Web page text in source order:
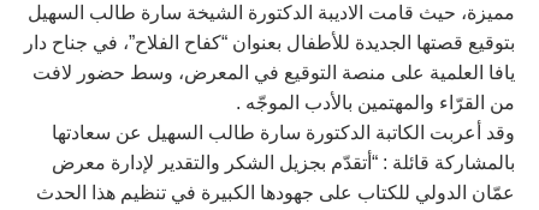
مميزة، حيث قامت الاديبة الدكتورة الشيخة سارة طالب السهيل
بتوقيع قصتها الجديدة للأطفال بعنوان “كفاح الفلاح”، في جناح دار
يافا العلمية على منصة التوقيع في المعرض، وسط حضور لافت
من القرّاء والمهتمين بالأدب الموجّه .
وقد أعربت الكاتبة الدكتورة سارة طالب السهيل عن سعادتها
بالمشاركة قائلة : “أتقدّم بجزيل الشكر والتقدير لإدارة معرض
عمّان الدولي للكتاب على جهودها الكبيرة في تنظيم هذا الحدث